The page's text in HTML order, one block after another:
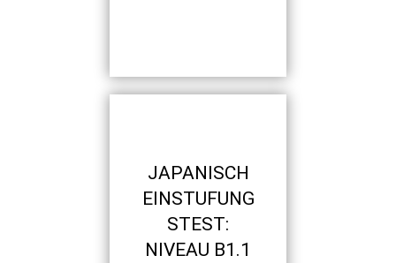
JAPANISCH
EINSTUFUNG
STEST:
NIVEAU B1.1